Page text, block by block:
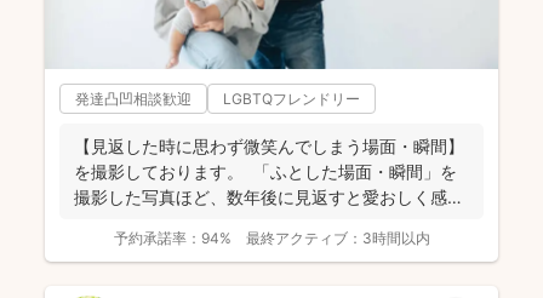
発達凸凹相談歓迎 LGBTQフレンドリー
【見返した時に思わず微笑んでしまう場面・瞬間】
を撮影しております。 ⁡ 「ふとした場面・瞬間」を
撮影した写真ほど、数年後に見返すと愛おしく感じ
予約承諾率： 94% 最終アクティブ： 3時間以内